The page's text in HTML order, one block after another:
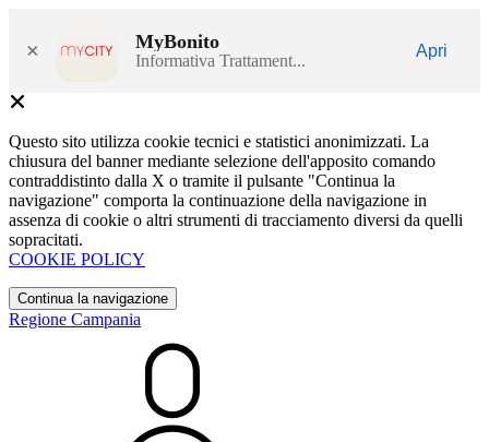
× MyBonito
Informativa Trattament...
Apri
Questo sito utilizza cookie tecnici e statistici anonimizzati. La
chiusura del banner mediante selezione dell'apposito comando
contraddistinto dalla X o tramite il pulsante "Continua la
navigazione" comporta la continuazione della navigazione in
assenza di cookie o altri strumenti di tracciamento diversi da quelli
sopracitati.
COOKIE POLICY
Continua la navigazione
Regione Campania